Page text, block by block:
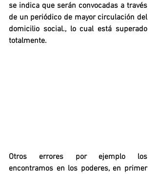
se indica que serán convocadas a través
de un periódico de mayor circulación del
domicilio social., lo cual está superado
totalmente.
Otros errores por ejemplo los
encontramos en los poderes, en primer